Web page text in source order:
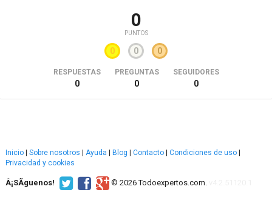
0
PUNTOS
0 0 0
RESPUESTAS
0
PREGUNTAS
0
SEGUIDORES
0
Inicio Sobre nosotros Ayuda Blog Contacto Condiciones de uso
Privacidad y cookies
Â¡SÃ­guenos! © 2026 Todoexpertos.com.